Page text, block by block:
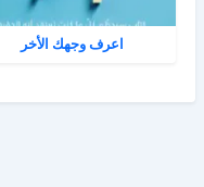
اعرف وجهك الأخر